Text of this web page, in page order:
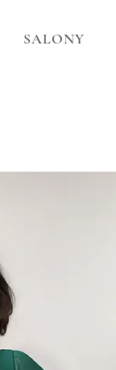
SALONY